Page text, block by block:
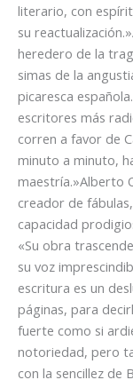
literario, con
su
heredero de la
simas de la
picaresca
escritores más
corren a favor de
minuto a minuto,
maestría.»Alberto
creador de
capacidad
«Su obra
su voz
escritura es un
páginas, para
fuerte como si
notoriedad, pero
con la sencillez de